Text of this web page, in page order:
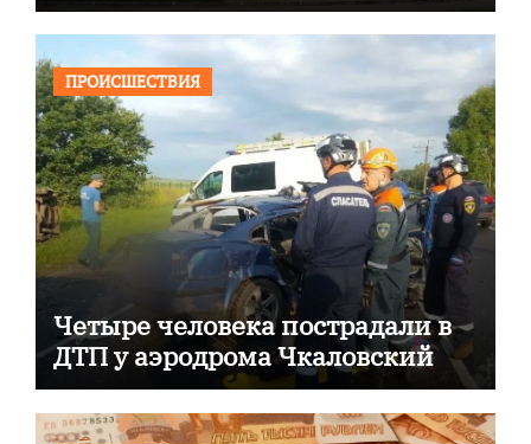
ПРОИСШЕСТВИЯ
Четыре человека пострадали в
ДТП у аэродрома Чкаловский